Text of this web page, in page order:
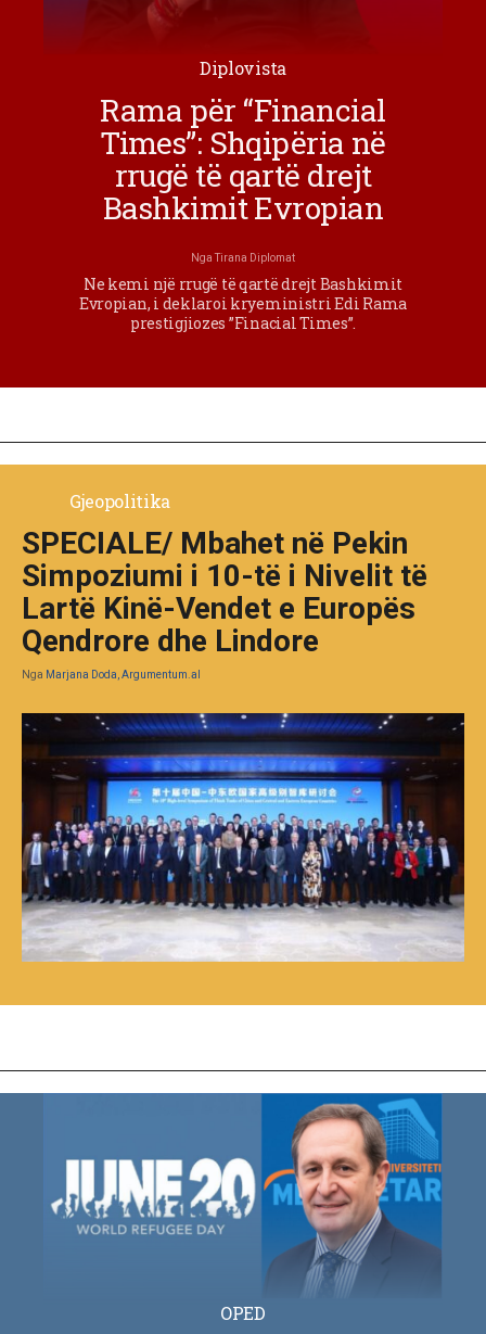
Diplovista
Rama për “Financial
Times”: Shqipëria në
rrugë të qartë drejt
Bashkimit Evropian
NgaTirana Diplomat
Ne kemi një rrugë të qartë drejt Bashkimit
Evropian, i deklaroi kryeministri Edi Rama
prestigjiozes ”Finacial Times”.
Gjeopolitika
SPECIALE/ Mbahet në Pekin
Simpoziumi i 10-të i Nivelit të
Lartë Kinë-Vendet e Europës
Qendrore dhe Lindore
Nga Marjana Doda, Argumentum.al
OPED